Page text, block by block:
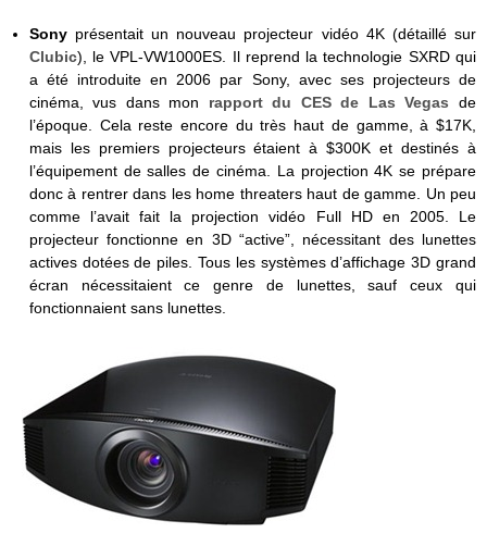
Sony présentait un nouveau projecteur vidéo 4K (détaillé sur
Clubic), le VPL-VW1000ES. Il reprend la technologie SXRD qui
a été introduite en 2006 par Sony, avec ses projecteurs de
cinéma, vus dans mon rapport du CES de Las Vegas de
l’époque. Cela reste encore du très haut de gamme, à $17K,
mais les premiers projecteurs étaient à $300K et destinés à
l’équipement de salles de cinéma. La projection 4K se prépare
donc à rentrer dans les home threaters haut de gamme. Un peu
comme l’avait fait la projection vidéo Full HD en 2005. Le
projecteur fonctionne en 3D “active”, nécessitant des lunettes
actives dotées de piles. Tous les systèmes d’affichage 3D grand
écran nécessitaient ce genre de lunettes, sauf ceux qui
fonctionnaient sans lunettes.